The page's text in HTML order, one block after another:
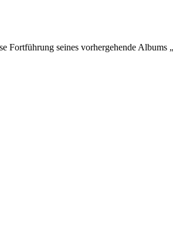
Fortführung seines vorhergehende Albums